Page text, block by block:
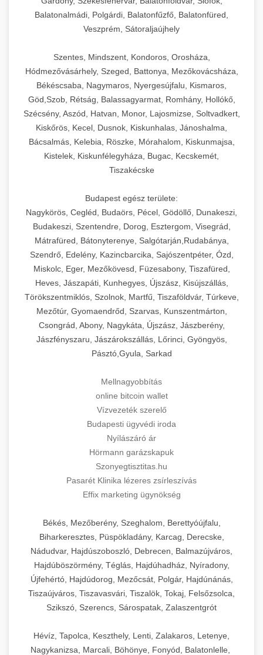
Balatonalmádi, Polgárdi, Balatonfűzfő, Balatonfüred,
Veszprém, Sátoraljaújhely
Szentes, Mindszent, Kondoros, Orosháza,
Hódmezővásárhely, Szeged, Battonya, Mezőkovácsháza,
Békéscsaba, Nagymaros, Nyergesújfalu, Kismaros,
Göd,Szob, Rétság, Balassagyarmat, Romhány, Hollókő,
Szécsény, Aszód, Hatvan, Monor, Lajosmizse, Soltvadkert,
Kiskőrös, Kecel, Dusnok, Kiskunhalas, Jánoshalma,
Bácsalmás, Kelebia, Röszke, Mórahalom, Kiskunmajsa,
Kistelek, Kiskunfélegyháza, Bugac, Kecskemét,
Tiszakécske
Budapest egész területe:
Nagykörös, Cegléd, Budaörs, Pécel, Gödöllő, Dunakeszi,
Budakeszi, Szentendre, Dorog, Esztergom, Visegrád,
Mátrafüred, Bátonyterenye, Salgótarján,Rudabánya,
Szendrő, Edelény, Kazincbarcika, Sajószentpéter, Ózd,
Miskolc, Eger, Mezőkövesd, Füzesabony, Tiszafüred,
Heves, Jászapáti, Kunhegyes, Újszász, Kisújszállás,
Törökszentmiklós, Szolnok, Martfű, Tiszaföldvár, Túrkeve,
Mezőtúr, Gyomaendrőd, Szarvas, Kunszentmárton,
Csongrád, Abony, Nagykáta, Újszász, Jászberény,
Jászfényszaru, Jászárokszállás, Lőrinci, Gyöngyös,
Pásztó,Gyula, Sarkad
Mellnagyobbítás
online bitcoin wallet
Vízvezeték szerelő
Budapesti ügyvédi iroda
Nyílászáró ár
Hörmann garázskapuk
Szonyegtisztitas.hu
Pasarét Klinika lézeres zsírleszívás
Effix marketing ügynökség
Békés, Mezőberény, Szeghalom, Berettyóújfalu,
Biharkeresztes, Püspökladány, Karcag, Derecske,
Nádudvar, Hajdúszoboszló, Debrecen, Balmazújváros,
Hajdúböszörmény, Téglás, Hajdúhadház, Nyíradony,
Újfehértó, Hajdúdorog, Mezőcsát, Polgár, Hajdúnánás,
Tiszaújváros, Tiszavasvári, Tiszalök, Tokaj, Felsőzsolca,
Szikszó, Szerencs, Sárospatak, Zalaszentgrót
Hévíz, Tapolca, Keszthely, Lenti, Zalakaros, Letenye,
Nagykanizsa, Marcali, Böhönye, Fonyód, Balatonlelle,